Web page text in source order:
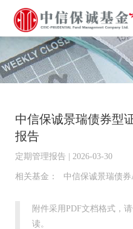
中信保诚景瑞债券型
报告
定期管理报告 | 2026-03-30
相关基金：
附件采用PDF文档格式，
读。